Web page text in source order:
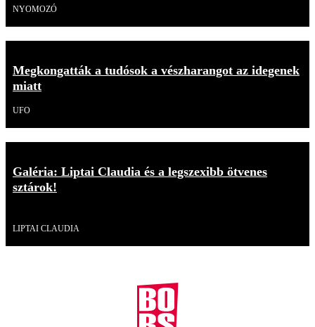
NYOMOZÓ
Megkongatták a tudósok a vészharangot az idegenek
miatt
UFO
Galéria: Liptai Claudia és a legszexibb ötvenes
sztárok!
LIPTAI CLAUDIA